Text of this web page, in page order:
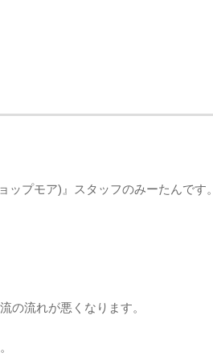
プモア)』スタッフのみーたんです。
の流れが悪くなります。